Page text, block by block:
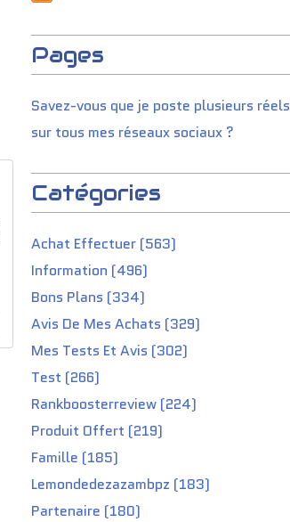
Pages
Savez-vous que je poste plusieurs réels
sur tous mes réseaux sociaux ?
Catégories
Achat Effectuer (563)
Information (496)
Bons Plans (334)
Avis De Mes Achats (329)
Mes Tests Et Avis (302)
Test (266)
Rankboosterreview (224)
Produit Offert (219)
Famille (185)
Lemondedezazambpz (183)
Partenaire (180)